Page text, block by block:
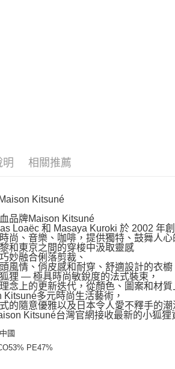
明 相關推薦
Kitsuné
品牌Maison Kitsuné
Loaëc 和 Masaya Kuroki 於 2002 年創
尚、音樂、咖啡，提供獨特、鼓舞人心
和東京之間的穿梭中汲取靈感
妙融合俐落剪裁、
風情、俏皮感和耐穿、舒適設計的衣櫥
狸 — 極具時尚敏銳度的法式裝束，
念上的更新迭代，從顏色、圖案和材質
Kitsuné多元時尚生活藝術，
的隨意優雅以及日本令人愛不釋手的潮
Kitsuné台灣官網接收最新的小狐狸
國
PE47%